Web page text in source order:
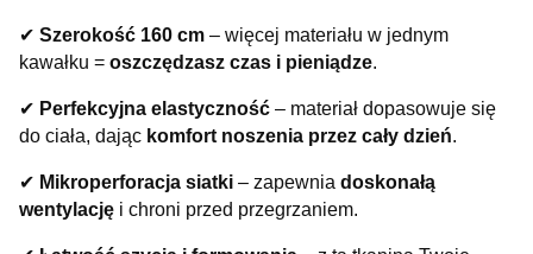
✔ Szerokość 160 cm – więcej materiału w jednym
kawałku = oszczędzasz czas i pieniądze.
✔ Perfekcyjna elastyczność – materiał dopasowuje się
do ciała, dając komfort noszenia przez cały dzień.
✔ Mikroperforacja siatki – zapewnia doskonałą
wentylację i chroni przed przegrzaniem.